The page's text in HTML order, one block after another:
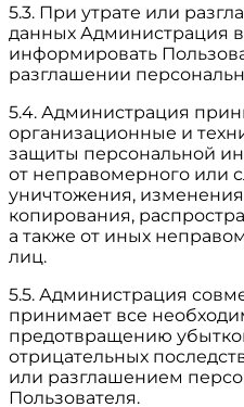
5.3. При утрате или
данных Администрация
информировать
разглашении
5.4. Администрация
организационные и
защиты персональной
от неправомерного или
уничтожения,
копирования,
а также от иных
лиц.
5.5. Администрация
принимает все
предотвращению
отрицательных
или разглашением
Пользователя.